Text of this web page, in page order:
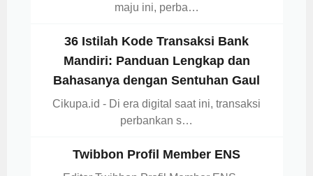
maju ini, perba…
36 Istilah Kode Transaksi Bank
Mandiri: Panduan Lengkap dan
Bahasanya dengan Sentuhan Gaul
Cikupa.id - Di era digital saat ini, transaksi
perbankan s…
Twibbon Profil Member ENS